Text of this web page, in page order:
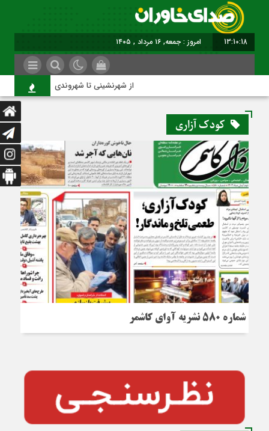
13:10:19 امروز : جمعه, ۱۶ مرداد , ۱۴۰۵
از شهرنشینی تا شهروندی
کودک آزاری
شماره 580 نشریه آوای کاشمر